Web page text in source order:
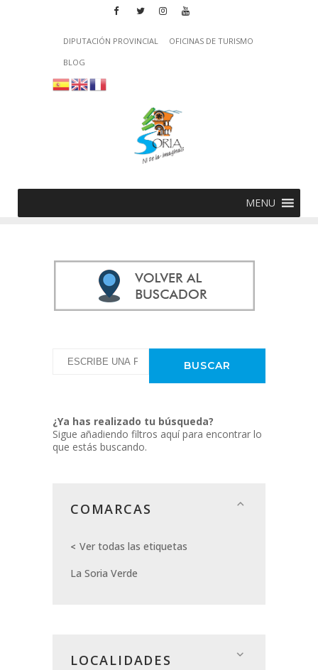
DIPUTACIÓN PROVINCIAL
OFICINAS DE TURISMO
BLOG
MENU
¿Ya has realizado tu búsqueda?
Sigue añadiendo filtros aquí para encontrar lo
que estás buscando.
COMARCAS
Ver todas las etiquetas
La Soria Verde
LOCALIDADES